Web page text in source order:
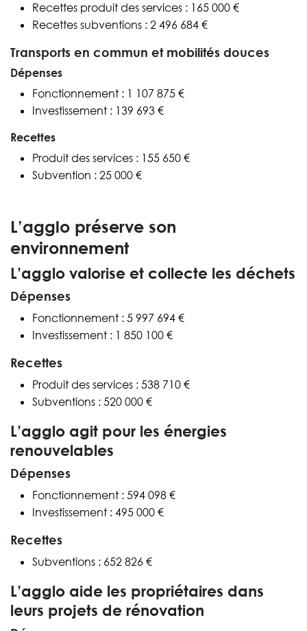
Recettes produit des services : 165 000 €
Recettes subventions : 2 496 684 €
Transports en commun et mobilités douces
Dépenses
Fonctionnement : 1 107 875 €
Investissement : 139 693 €
Recettes
Produit des services : 155 650 €
Subvention : 25 000 €
L’agglo préserve son
environnement
L’agglo valorise et collecte les déchets
Dépenses
Fonctionnement : 5 997 694 €
Investissement : 1 850 100 €
Recettes
Produit des services : 538 710 €
Subventions : 520 000 €
L’agglo agit pour les énergies
renouvelables
Dépenses
Fonctionnement : 594 098 €
Investissement : 495 000 €
Recettes
Subventions : 652 826 €
L’agglo aide les propriétaires dans
leurs projets de rénovation